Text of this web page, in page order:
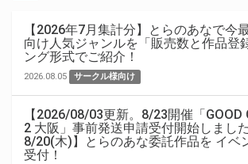
【2026年7月集計分】とらのあなで今
向け人気ジャンルを「販売数と作品登
ング形式でご紹介！
2026.08.05 サークル様向け
【2026/08/03更新。8/23開催「GOOD
2 大阪」事前発送申請受付開始しまし
8/20(木)】とらのあな委託作品を イベ
受付！